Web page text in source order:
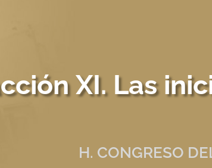
XI. Las
H. CONGRESO